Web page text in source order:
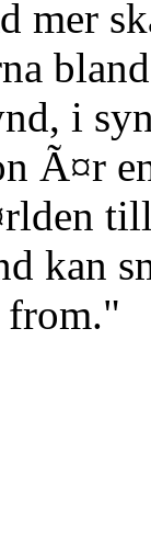
mer
i
Ã¤r
kan
from."